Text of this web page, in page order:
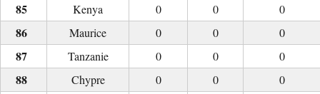
Kenya
0 0
0
Maurice
0 0
0
Tanzanie
0 0
0
Chypre
0 0
0